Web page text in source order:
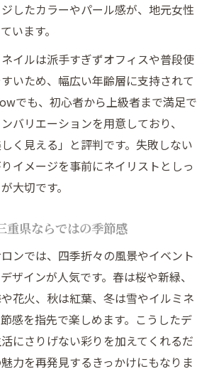
ロンの選び方と予約のポイント
で理想のネイルを実現するコツ
術が両立する三重のネイルサロン
から見る優良ネイリストの条件
三重のネイルサロン活用法
ネイルサロンを効率よく予約する
簡単に予約できるネイルのメリッ
阪市で予約しやすいネイルサロン
活用で賢くネイルを楽しむポイン
でも安心な当日予約可能なネイル
したカラーやパール感が、地元女性
います。
イルは派手すぎずオフィスや普段使
いため、幅広い年齢層に支持されて
でも、初心者から上級者まで満足で
バリエーションを用意しており、
しく見える」と評判です。失敗しない
イメージを事前にネイリストとしっ
大切です。
重県ならではの季節感
ンでは、四季折々の風景やイベント
ザインが人気です。春は桜や新緑、
花火、秋は紅葉、冬は雪やイルミネ
感を指先で楽しめます。こうしたデ
にさりげない彩りを加えてくれるだ
力を再発見するきっかけにもなりま